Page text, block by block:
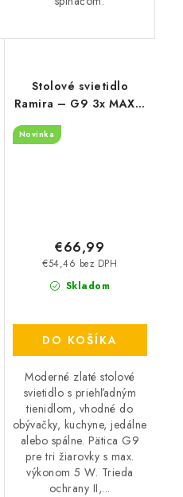
Stolové svietidlo
Ramira – G9 3x MAX 5
W – IP20
Novinka
Skladom
€54,46 bez DPH
€66,99
DO KOŠÍKA
Moderné zlaté stolové
svietidlo s priehľadným
tienidlom, vhodné do
obývačky, kuchyne, jedálne
alebo spálne. Pätica G9
pre tri žiarovky s max.
výkonom 5 W. Trieda
ochrany II,...